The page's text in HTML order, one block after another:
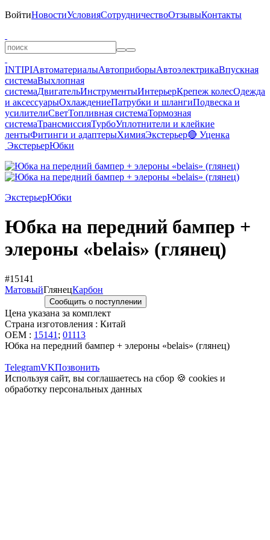
ВойтиНовостиУсловияСотрудничествоОтзывыКонтакты
INTIPIАвтоматериалыАвтоприборыАвтоэлектрикаВпускная
системаВыхлопная
системаДвигательИнструментыИнтерьерКрепеж колесОдежда
и аксессуарыОхлаждениеПатрубки и шлангиПодвеска и
усилителиСветТопливная системаТормозная
системаТрансмиссияТурбоУплотнители и клейкие
лентыФитинги и адаптерыХимияЭкстерьер🔴 Уценка
ЭкстерьерЮбки
ЭкстерьерЮбки
Юбка на передний бампер +
элероны «belais» (глянец)
#15141
МатовыйГлянецКарбон
Сообщить о поступлении
Цена указана за комплект
Страна изготовления : Китай
OEM : 15141 ; 01113
Юбка на передний бампер + элероны «belais» (глянец)
TelegramVKПозвонить
Используя сайт, вы соглашаетесь на сбор 🍪 cookies и
обработку персональных данных